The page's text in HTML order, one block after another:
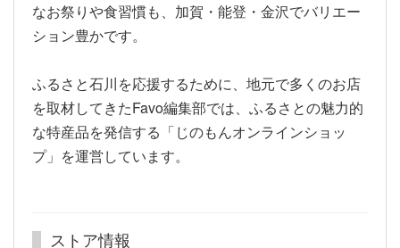
なお祭りや食習慣も、加賀・能登・金沢でバリエー
ション豊かです。
ふるさと石川を応援するために、地元で多くのお店
を取材してきたFavo編集部では、ふるさとの魅力的
な特産品を発信する「じのもんオンラインショッ
プ」を運営しています。
ストア情報